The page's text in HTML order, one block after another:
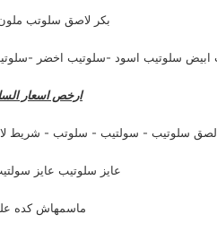
بكر لاصق سلوتب
سلوتيب اسود -سلوتيب اخضر -
ارخص اسعار
لصق سلوتيب - سولتيب - سلوتب - شريط
عايز سلوتيب عايز
ماسمهاش كده